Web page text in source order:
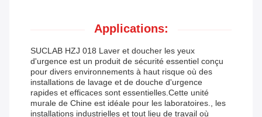
Applications:
SUCLAB HZJ 018 Laver et doucher les yeux
d'urgence est un produit de sécurité essentiel conçu
pour divers environnements à haut risque où des
installations de lavage et de douche d'urgence
rapides et efficaces sont essentielles.Cette unité
murale de Chine est idéale pour les laboratoires., les
installations industrielles et tout lieu de travail où